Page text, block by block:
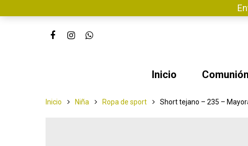
Inicio Comunión
Inicio Niña Ropa de sport Short tejano – 235 –